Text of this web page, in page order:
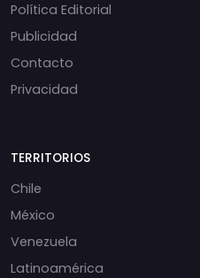
Política Editorial
Publicidad
Contacto
Privacidad
TERRITORIOS
Chile
México
Venezuela
Latinoamérica